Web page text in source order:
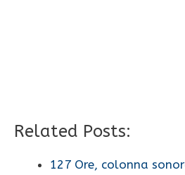
Related Posts:
127 Ore, colonna